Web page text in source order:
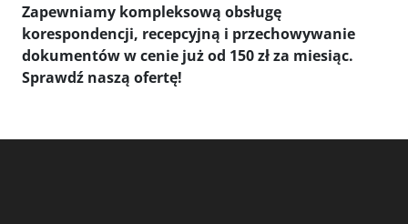
Zapewniamy kompleksową obsługę
korespondencji, recepcyjną i przechowywanie
dokumentów w cenie już od 150 zł za miesiąc.
Sprawdź naszą ofertę!